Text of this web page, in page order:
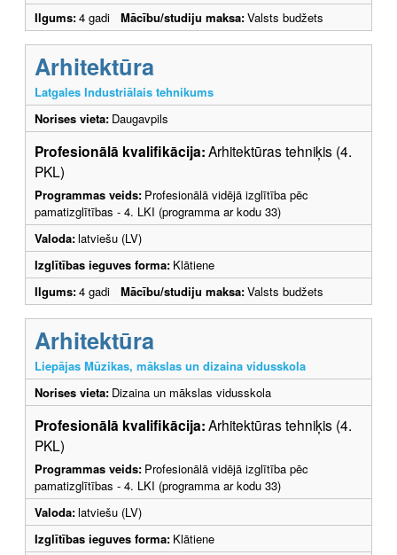
Ilgums:4 gadi Mācību/studiju maksa:Valsts budžets
Arhitektūra
Latgales Industriālais tehnikums
Norises vieta: Daugavpils
Profesionālā kvalifikācija:Arhitektūras tehniķis (4.
PKL)
Programmas veids: Profesionālā vidējā izglītība pēc
pamatizglītības - 4. LKI (programma ar kodu 33)
Valoda:latviešu (LV)
Izglītības ieguves forma: Klātiene
Ilgums:4 gadi Mācību/studiju maksa:Valsts budžets
Arhitektūra
Liepājas Mūzikas, mākslas un dizaina vidusskola
Norises vieta: Dizaina un mākslas vidusskola
Profesionālā kvalifikācija:Arhitektūras tehniķis (4.
PKL)
Programmas veids: Profesionālā vidējā izglītība pēc
pamatizglītības - 4. LKI (programma ar kodu 33)
Valoda:latviešu (LV)
Izglītības ieguves forma: Klātiene